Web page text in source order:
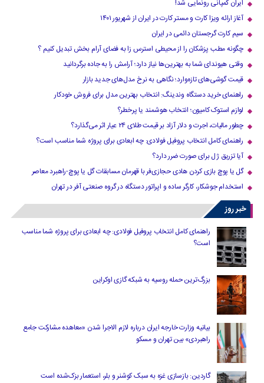
ایران کمپانی رونمایی شد!
آغاز ارائه ویزا کارت و مستر کارت در ایران از شهریور ۱۴۰۱
سیم کارت گرجستان دائمی در ایران
چگونه مطب پزشکان را از محیطی استرس زا به فضای آرام بخش تبدیل کنیم ؟
وقتی هیوندای شما به بهترین‌ها نیاز دارد؛ آرامش را به جاده برگردانید
قیمت گوشی‌های تازه‌وارد؛ نگاهی به نرخ مدل‌های جدید بازار
راهنمای خرید دستگاه وندینگ: انتخاب بهترین مدل برای فروش خودکار
لوازم استوک کامیون؛ انتخاب هوشمند یا پرخطر؟
چطور مالیات، اجرت و دلار آزاد بر قیمت طلای ۲۴ عیار اثر می‌گذارد؟
راهنمای کامل انتخاب پروفیل فولادی: چه ابعادی برای پروژه شما مناسب است؟
آیا تزریق ژل برای صورت ضرر دارد​؟
گل یا پوچ بازی کردن هادی حجازی‌فر با قهرمان مسابقات گل یا پوچ-راهبرد معاصر
استخدام جوشکار، کارگر ساده و اپراتور دستگاه در گروه صنعتی آفر در تهران
خبر روز
راهنمای کامل انتخاب پروفیل فولادی: چه ابعادی برای پروژه شما مناسب
است؟
بزرگ‌ترین حمله روسیه به شبکه گازی اوکراین
بیانیه وزارت خارجه ایران درباره لازم‌ الاجرا شدن «معاهده مشارکت جامع
راهبردی» بین تهران و مسکو
گاردین: بازسازی غزه به سبک کوشنر و بلر، استعمار بزک‌شده است